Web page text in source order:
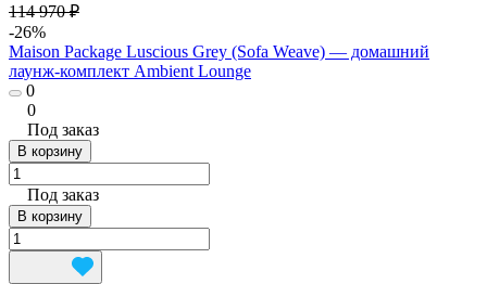
114 970 ₽
-26%
Maison Package Luscious Grey (Sofa Weave) — домашний
лаунж-комплект Ambient Lounge
0
0
Под заказ
В корзину
Под заказ
В корзину